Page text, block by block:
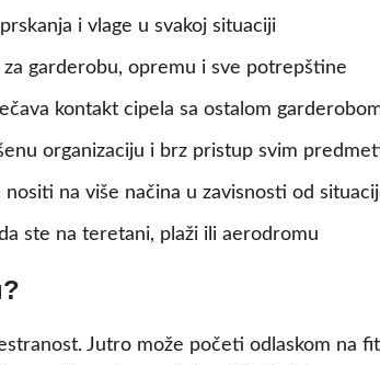
i vlage u svakoj situaciji
garderobu, opremu i sve potrepštine
kontakt cipela sa ostalom
organizaciju i brz pristup svim
na više načina u zavisnosti od
ste na teretani, plaži ili aerodromu
Jutro može početi odlaskom na